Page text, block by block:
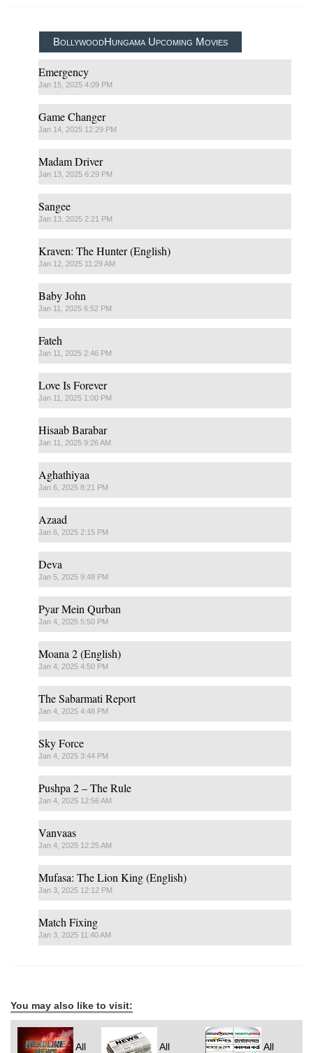
BollywoodHungama Upcoming Movies
Emergency
Jan 15, 2025 4:09 PM
Game Changer
Jan 14, 2025 12:29 PM
Madam Driver
Jan 13, 2025 6:29 PM
Sangee
Jan 13, 2025 2:21 PM
Kraven: The Hunter (English)
Jan 12, 2025 11:29 AM
Baby John
Jan 11, 2025 6:52 PM
Fateh
Jan 11, 2025 2:46 PM
Love Is Forever
Jan 11, 2025 1:00 PM
Hisaab Barabar
Jan 11, 2025 9:26 AM
Aghathiyaa
Jan 6, 2025 8:21 PM
Azaad
Jan 6, 2025 2:15 PM
Deva
Jan 5, 2025 9:48 PM
Pyar Mein Qurban
Jan 4, 2025 5:50 PM
Moana 2 (English)
Jan 4, 2025 4:50 PM
The Sabarmati Report
Jan 4, 2025 4:48 PM
Sky Force
Jan 4, 2025 3:44 PM
Pushpa 2 – The Rule
Jan 4, 2025 12:56 AM
Vanvaas
Jan 4, 2025 12:25 AM
Mufasa: The Lion King (English)
Jan 3, 2025 12:12 PM
Match Fixing
Jan 3, 2025 11:40 AM
You may also like to visit:
All All All